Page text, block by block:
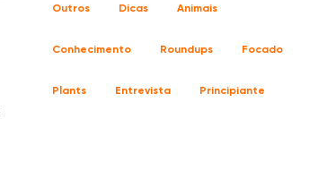
Outros Dicas Animais
Conhecimento Roundups Focado
Plants Entrevista Principiante